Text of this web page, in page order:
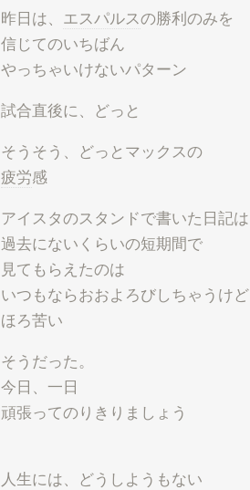
昨日は、 エスパルスの勝利のみを
信じてのいちばん
やっちゃいけないパターン
試合直後に、どっと
そうそう、どっとマックスの
疲労感
アイスタのスタンドで書いた日記は
過去にないくらいの短期間で
見てもらえたのは
いつもならおおよろびしちゃうけど
ほろ苦い
そうだった。
今日、一日
頑張ってのりきりましょう
人生には、どうしようもない